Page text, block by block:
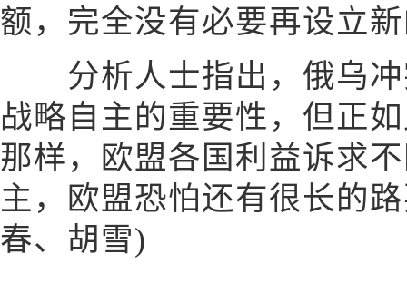
额，完全没有必要再设立
分析人士指出，俄乌冲
战略自主的重要性，但正
那样，欧盟各国利益诉求
主，欧盟恐怕还有很长的
春、胡雪)